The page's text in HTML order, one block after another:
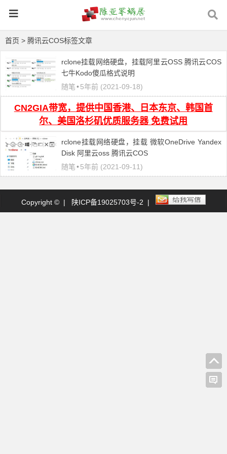
首页 > 腾讯云COS标签文章
rclone挂载网络硬盘，挂载阿里云OSS 腾讯云COS
七牛Kodo傻瓜格式说明
随笔•5年前 (2021-09-18)
CN2GIA带宽，提供中国香港、日本东京、韩国首
尔、美国洛杉矶优质服务器 免费试用
rclone挂载网络硬盘，挂载 微软OneDrive Yandex
Disk 阿里云oss 腾讯云COS
随笔•5年前 (2021-09-11)
Copyright © | 陕ICP备19025703号-2 |